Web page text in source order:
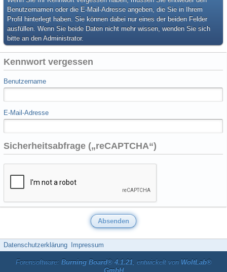
Benutzernamen oder die E-Mail-Adresse angeben, die Sie in Ihrem
Profil hinterlegt haben. Sie können dabei nur eines der beiden Felder
ausfüllen. Wenn Sie beide Daten nicht mehr wissen, wenden Sie sich
bitte an den Administrator.
Kennwort vergessen
Benutzername
E-Mail-Adresse
Sicherheitsabfrage („reCAPTCHA“)
Datenschutzerklärung Impressum
Forensoftware: Burning Board® 4.1.21, entwickelt von WoltLab®
GmbH